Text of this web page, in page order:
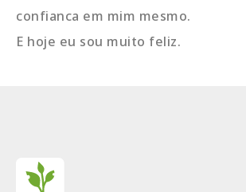
confianca em mim mesmo.
E hoje eu sou muito feliz.